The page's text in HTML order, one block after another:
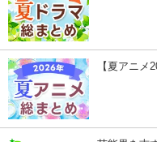
【夏アニメ